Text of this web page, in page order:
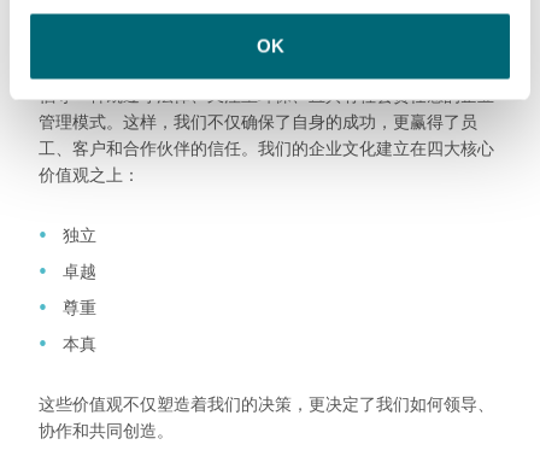
OK
我们的企业管理与文化远不止于形式上的架构——它们是我们
倡导一种既遵守法律、又注重环保、且具有社会责任感的企业
管理模式。这样，我们不仅确保了自身的成功，更赢得了员
工、客户和合作伙伴的信任。我们的企业文化建立在四大核心
价值观之上：
独立
卓越
尊重
本真
这些价值观不仅塑造着我们的决策，更决定了我们如何领导、
协作和共同创造。